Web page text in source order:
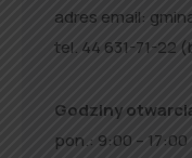
adres email:
tel. 44 631-71-22
Godziny
pon.: 9:00 – 17:00